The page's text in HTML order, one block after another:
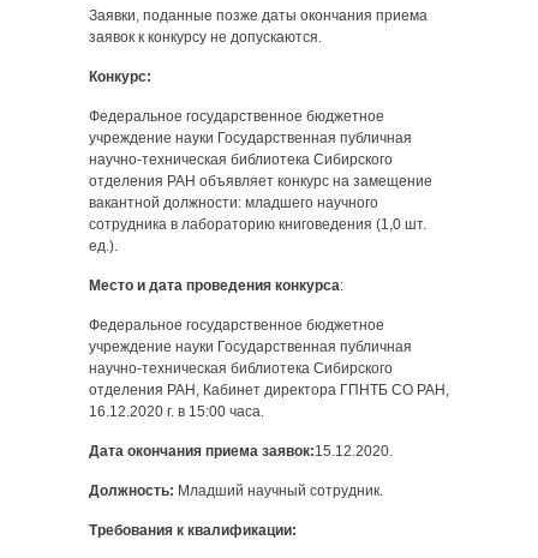
Заявки, поданные позже даты окончания приема
заявок к конкурсу не допускаются.
Конкурс:
Федеральное государственное бюджетное
учреждение науки Государственная публичная
научно-техническая библиотека Сибирского
отделения РАН объявляет конкурс на замещение
вакантной должности: младшего научного
сотрудника в лабораторию книговедения (1,0 шт.
ед.).
Место и дата проведения конкурса:
Федеральное государственное бюджетное
учреждение науки Государственная публичная
научно-техническая библиотека Сибирского
отделения РАН, Кабинет директора ГПНТБ СО РАН,
16.12.2020 г. в 15:00 часа.
Дата окончания приема заявок:15.12.2020.
Должность: Младший научный сотрудник.
Требования к квалификации: